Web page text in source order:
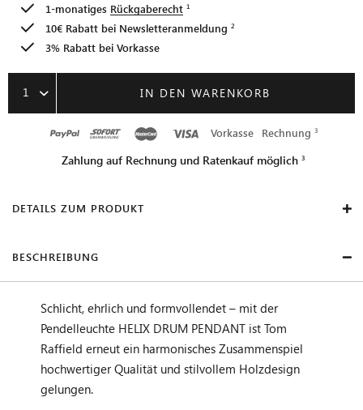
1-monatiges Rückgaberecht
10€ Rabatt bei Newsletteranmeldung
3% Rabatt bei Vorkasse
1 IN DEN WARENKORB
Vorkasse Rechnung
Zahlung auf Rechnung und Ratenkauf möglich
DETAILS ZUM PRODUKT
BESCHREIBUNG
Schlicht, ehrlich und formvollendet – mit der
Pendelleuchte HELIX DRUM PENDANT ist Tom
Raffield erneut ein harmonisches Zusammenspiel
hochwertiger Qualität und stilvollem Holzdesign
gelungen.